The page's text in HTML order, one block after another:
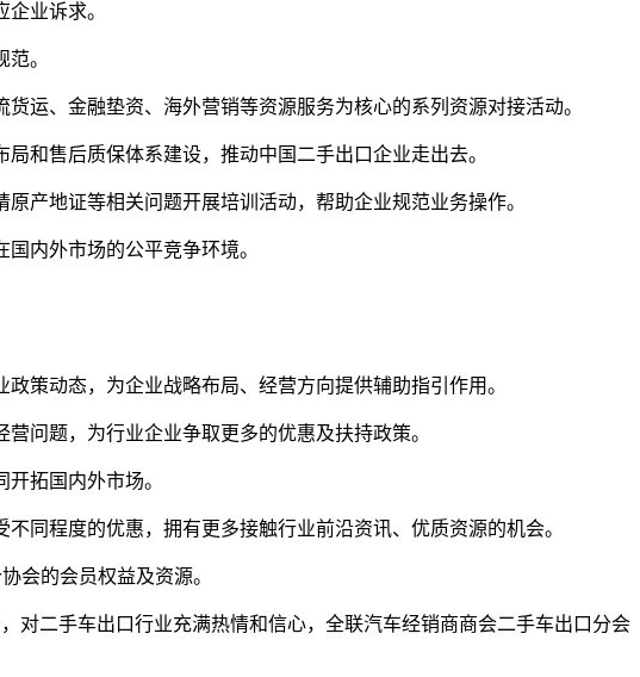
业诉求。
。
运、金融垫资、海外营销等资源服务为核心的系列资源对接活动。
和售后质保体系建设，推动中国二手出口企业走出去。
产地证等相关问题开展培训活动，帮助企业规范业务操作。
内外市场的公平竞争环境。
策动态，为企业战略布局、经营方向提供辅助指引作用。
问题，为行业企业争取更多的优惠及扶持政策。
拓国内外市场。
同程度的优惠，拥有更多接触行业前沿资讯、优质资源的机会。
会的会员权益及资源。
对二手车出口行业充满热情和信心，全联汽车经销商商会二手车出口分会